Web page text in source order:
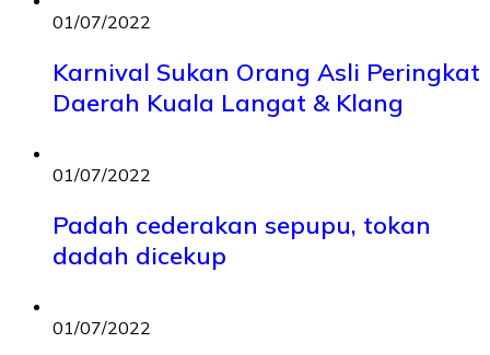
01/07/2022
Karnival Sukan Orang Asli Peringkat
Daerah Kuala Langat & Klang
01/07/2022
Padah cederakan sepupu, tokan
dadah dicekup
01/07/2022